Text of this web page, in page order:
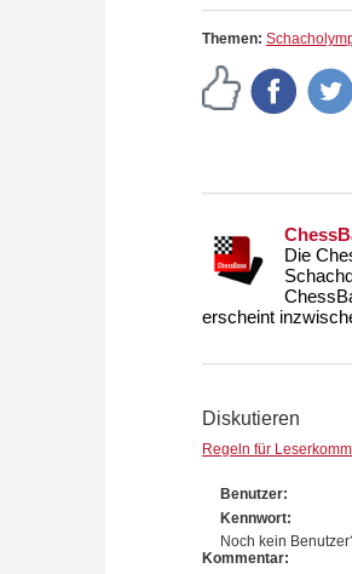
Themen:
Die
erscheint
Diskutieren
Regeln für
Benutzer
Kennwort
Noch kein
Kommentar